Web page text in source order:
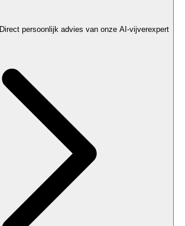
Direct persoonlijk advies van onze AI-vijverexpert